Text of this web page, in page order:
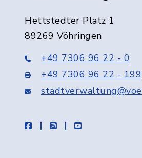
Hettstedter Platz 1
89269 Vöhringen
+49 7306 96 22 - 0
+49 7306 96 22 - 199
facebookinstagramyoutube